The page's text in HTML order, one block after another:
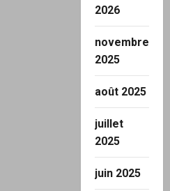
2026
novembre
2025
août 2025
juillet
2025
juin 2025